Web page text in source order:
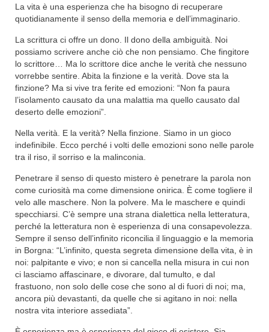
La vita è una esperienza che ha bisogno di recuperare
quotidianamente il senso della memoria e dell’immaginario.
La scrittura ci offre un dono. Il dono della ambiguità. Noi
possiamo scrivere anche ciò che non pensiamo. Che fingitore
lo scrittore… Ma lo scrittore dice anche le verità che nessuno
vorrebbe sentire. Abita la finzione e la verità. Dove sta la
finzione? Ma si vive tra ferite ed emozioni: “Non fa paura
l’isolamento causato da una malattia ma quello causato dal
deserto delle emozioni”.
Nella verità. E la verità? Nella finzione. Siamo in un gioco
indefinibile. Ecco perché i volti delle emozioni sono nelle parole
tra il riso, il sorriso e la malinconia.
Penetrare il senso di questo mistero è penetrare la parola non
come curiosità ma come dimensione onirica. È come togliere il
velo alle maschere. Non la polvere. Ma le maschere e quindi
specchiarsi. C’è sempre una strana dialettica nella letteratura,
perché la letteratura non è esperienza di una consapevolezza.
Sempre il senso dell’infinito riconcilia il linguaggio e la memoria
in Borgna: “L’infinito, questa segreta dimensione della vita, è in
noi: palpitante e vivo; e non si cancella nella misura in cui non
ci lasciamo affascinare, e divorare, dal tumulto, e dal
frastuono, non solo delle cose che sono al di fuori di noi; ma,
ancora più devastanti, da quelle che si agitano in noi: nella
nostra vita interiore assediata”.